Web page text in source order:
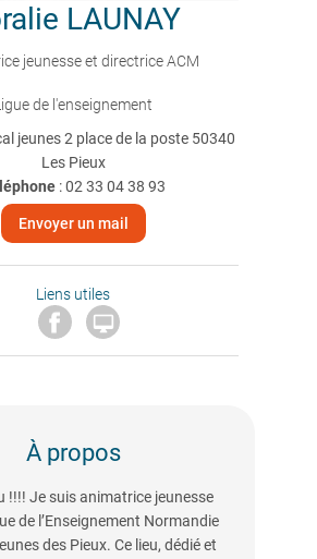
LAUNAY
jeunesse et directrice ACM
de l'enseignement
jeunes 2 place de la poste 50340
Les Pieux
:02 33 04 38 93
Envoyer un mail
Liens utiles

À propos
!!!! Je suis animatrice jeunesse
de l’Enseignement Normandie
des Pieux. Ce lieu, dédié et